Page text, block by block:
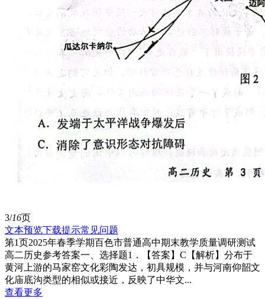
3/16页
文本预览下载提示常见问题
第1页2025年春季学期百色市普通高中期末教学质量调研测试
高二历史参考答案一、选择题1．【答案】C【解析】分布于
黄河上游的马家窑文化彩陶发达，初具规模，并与河南仰韶文
化庙底沟类型的相似或接近，反映了中华文...
查看更多